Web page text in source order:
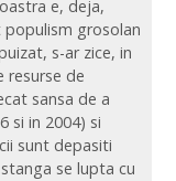
e, deja,
populism grosolan
s-ar zice, in
resurse de
sansa de a
si in 2004) si
sunt depasiti
se lupta cu